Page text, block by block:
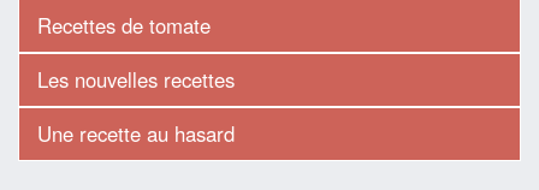
Recettes de tomate
Les nouvelles recettes
Une recette au hasard